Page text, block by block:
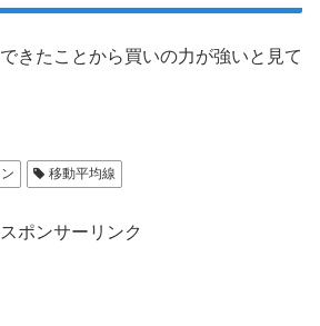
きたことから買いの力が強いと見て
移動平均線
スポンサーリンク